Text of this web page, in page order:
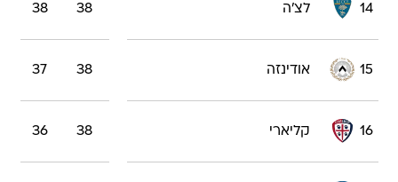
14 לצ'ה 38
38
15 אודינזה 38
37
16 קליארי 38
36